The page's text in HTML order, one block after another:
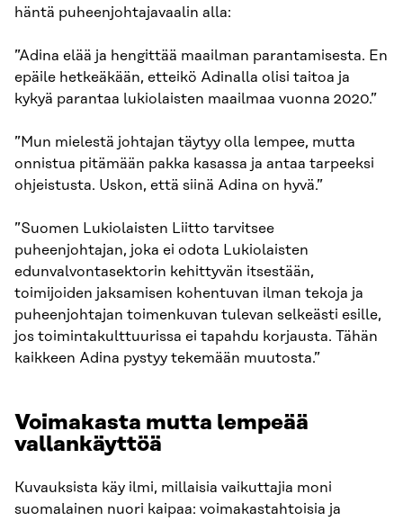
häntä puheenjohtajavaalin alla:
”Adina elää ja hengittää maailman parantamisesta. En
epäile hetkeäkään, etteikö Adinalla olisi taitoa ja
kykyä parantaa lukiolaisten maailmaa vuonna 2020.”
”Mun mielestä johtajan täytyy olla lempee, mutta
onnistua pitämään pakka kasassa ja antaa tarpeeksi
ohjeistusta. Uskon, että siinä Adina on hyvä.”
”Suomen Lukiolaisten Liitto tarvitsee
puheenjohtajan, joka ei odota Lukiolaisten
edunvalvontasektorin kehittyvän itsestään,
toimijoiden jaksamisen kohentuvan ilman tekoja ja
puheenjohtajan toimenkuvan tulevan selkeästi esille,
jos toimintakulttuurissa ei tapahdu korjausta. Tähän
kaikkeen Adina pystyy tekemään muutosta.”
Voimakasta mutta lempeää
vallankäyttöä
Kuvauksista käy ilmi, millaisia vaikuttajia moni
suomalainen nuori kaipaa: voimakastahtoisia ja